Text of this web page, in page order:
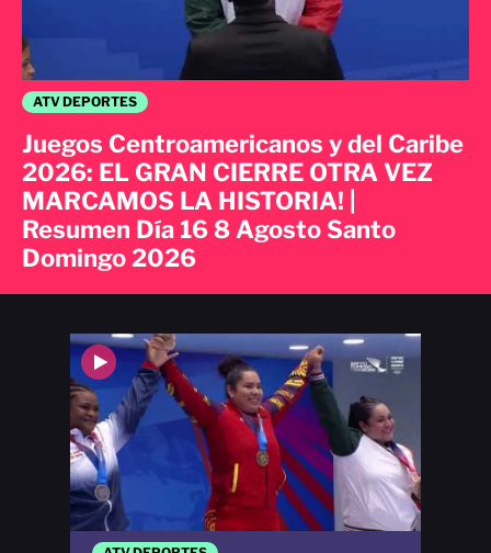
ATV DEPORTES
Juegos Centroamericanos y del Caribe
2026: EL GRAN CIERRE OTRA VEZ
MARCAMOS LA HISTORIA! |
Resumen Día 16 8 Agosto Santo
Domingo 2026